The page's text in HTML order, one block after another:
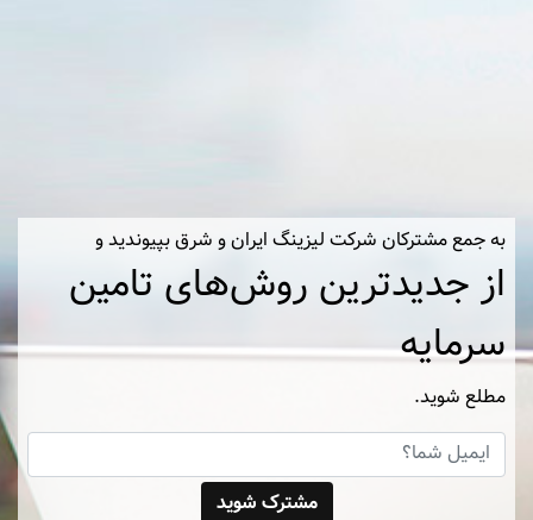
به جمع مشترکان شرکت لیزینگ ایران و شرق بپیوندید و
از جدیدترین روش‌های تامین
سرمایه
مطلع شوید.
مشترک شوید